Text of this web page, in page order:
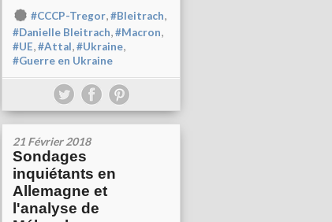
#CCCP-Tregor,#Bleitrach,
#Danielle Bleitrach,#Macron,
#UE,#Attal,#Ukraine,
#Guerre en Ukraine
21 Février 2018
Sondages
inquiétants en
Allemagne et
l'analyse de